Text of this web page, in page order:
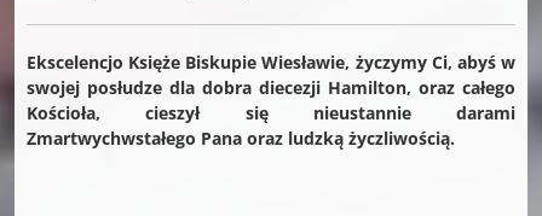
Ekscelencjo Księże Biskupie Wiesławie, życzymy Ci, abyś w
swojej posłudze dla dobra diecezji Hamilton, oraz całego
Kościoła, cieszył się nieustannie darami
Zmartwychwstałego Pana oraz ludzką życzliwością.